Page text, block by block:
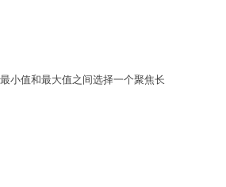
小值和最大值之间选择一个聚焦长